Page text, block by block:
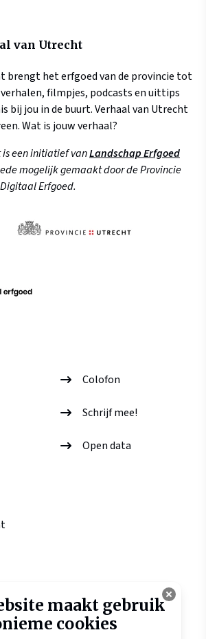
van Utrecht
brengt het erfgoed van de provincie tot
filmpjes, podcasts en uittips
bij jou in de buurt. Verhaal van Utrecht
Wat is jouw verhaal?
is een initiatief vanLandschap Erfgoed
mogelijk gemaakt door de Provincie
Erfgoed.
Colofon
Schrijf mee!
Open data
maakt gebruik
cookies